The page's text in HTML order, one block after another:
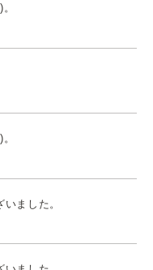
ました。